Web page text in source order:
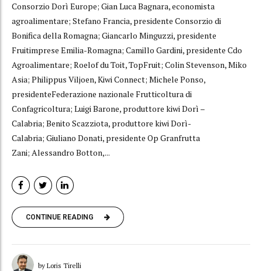
Consorzio Dorì Europe; Gian Luca Bagnara, economista
agroalimentare; Stefano Francia, presidente Consorzio di
Bonifica della Romagna; Giancarlo Minguzzi, presidente
Fruitimprese Emilia-Romagna; Camillo Gardini, presidente Cdo
Agroalimentare; Roelof du Toit, TopFruit; Colin Stevenson, Miko
Asia; Philippus Viljoen, Kiwi Connect; Michele Ponso,
presidenteFederazione nazionale Frutticoltura di
Confagricoltura; Luigi Barone, produttore kiwi Dorì –
Calabria; Benito Scazziota, produttore kiwi Dorì-
Calabria; Giuliano Donati, presidente Op Granfrutta
Zani; Alessandro Botton,...
CONTINUE READING
by Loris Tirelli